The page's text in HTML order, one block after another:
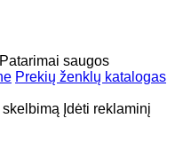
Patarimai saugos
Prekių ženklų katalogas
skelbimą Įdėti reklaminį